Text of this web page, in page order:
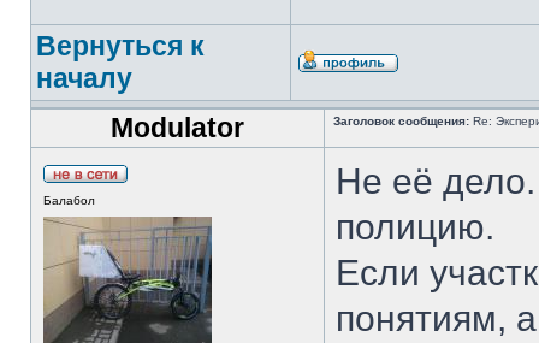
Вернуться к
началу
Modulator
Заголовок сообщения: Re:
Балабол
Не её
полицию.
Если
понятиям,